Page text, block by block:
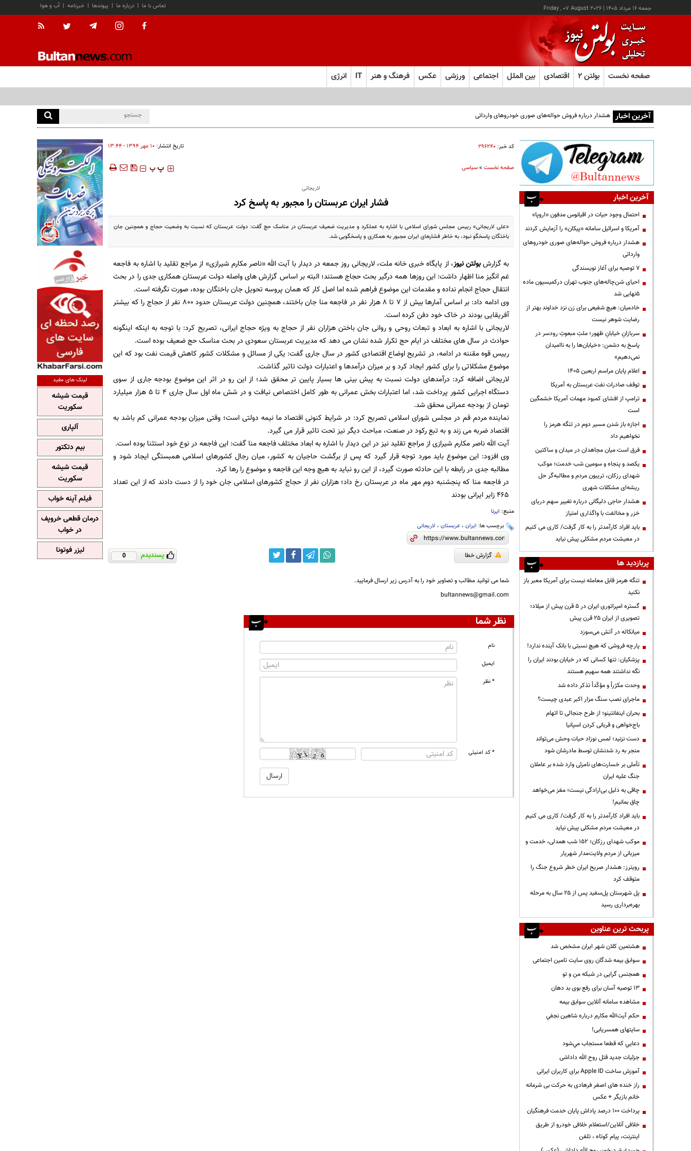
جمعه ۱۶ مرداد ۱۴۰۵ |
Friday , 07 August 2026 آب و هوا | خبرنامه | پیوندها | درباره ما | تماس با ما
صفحه نخست بولتن ۲ اقتصادی بین الملل اجتماعی ورزشی عکس فرهنگ و هنر IT انرژی
آخرین اخبار هشدار درباره فروش حواله‌های صوری خودروهای وارداتی
کد خبر: ۲۹۶۲۴۰ تاریخ انتشار: ۱۰ مهر ۱۳۹۴ - ۱۳:۴۴
صفحه نخست»سیاسی ‍‍‍ پ پ
لاریجانی
فشار ایران عربستان را مجبور به پاسخ کرد
«علی لاریجانی» رییس مجلس شورای اسلامی با اشاره به عملکرد و مدیریت ضعیف عربستان در مناسک حج گفت: دولت عربستان که نسبت به وضعیت حجاج و همچنین جان
باختگان پاسخگو نبود، به خاطر فشارهای ایران مجبور به همکاری و پاسخگویی شد.
به گزارشبولتن نیوز، از پایگاه خبری خانه ملت، لاریجانی روز جمعه در دیدار با آیت الله «ناصر مکارم شیرازی» از مراجع تقلید با اشاره به فاجعه
غم انگیز منا اظهار داشت: این روزها همه درگیر بحث حجاج هستند؛ البته بر اساس گزارش های واصله دولت عربستان همکاری جدی را در بحث
انتقال حجاج انجام نداده و مقدمات این موضوع فراهم شده اما اصل کار که همان پروسه تحویل جان باختگان بوده، صورت نگرفته است.
وی ادامه داد: بر اساس آمارها بیش از 7 تا 8 هزار نفر در فاجعه منا جان باختند، همچنین دولت عربستان حدود 800 نفر از حجاج را که بیشتر
آفریقایی بودند در خاک خود دفن کرده است.
لاریجانی با اشاره به ابعاد و تبعات روحی و روانی جان باختن هزاران نفر از حجاج به ویژه حجاج ایرانی، تصریح کرد: با توجه به اینکه اینگونه
حوادث در سال های مختلف در ایام حج تکرار شده نشان می دهد که مدیریت عربستان سعودی در بحث مناسک حج ضعیف بوده است.
رییس قوه مقننه در ادامه، در تشریح اوضاع اقتصادی کشور در سال جاری گفت: یکی از مسائل و مشکلات کشور کاهش قیمت نفت بود که این
موضوع مشکلاتی را برای کشور ایجاد کرد و بر میزان درآمدها و اعتبارات دولت تاثیر گذاشت.
لاریجانی اضافه کرد: درآمدهای دولت نسبت به پیش بینی ها بسیار پایین تر محقق شد؛ از این رو در اثر این موضوع بودجه جاری از سوی
دستگاه اجرایی کشور پرداخت شد، اما اعتبارات بخش عمرانی به طور کامل اختصاص نیافت و در شش ماه اول سال جاری 4 تا 5 هزار میلیارد
تومان از بودجه عمرانی محقق شد.
نماینده مردم قم در مجلس شورای اسلامی تصریح کرد: در شرایط کنونی اقتصاد ما نیمه دولتی است؛ وقتی میزان بودجه عمرانی کم باشد به
اقتصاد ضربه می زند و به تبع رکود در صنعت، مباحث دیگر نیز تحت تاثیر قرار می گیرد.
آیت الله ناصر مکارم شیرازی از مراجع تقلید نیز در این دیدار با اشاره به ابعاد مختلف فاجعه منا گفت: این فاجعه در نوع خود استثنا بوده است.
وی افزود: این موضوع باید مورد توجه قرار گیرد که پس از برگشت حاجیان به کشور، میان رجال کشورهای اسلامی همبستگی ایجاد شود و
مطالبه جدی در رابطه با این حادثه صورت گیرد، از این رو نباید به هیچ وجه این فاجعه و موضوع را رها کرد.
در فاجعه منا که پنجشنبه دوم مهر ماه در عربستان رخ داد؛ هزاران نفر از حجاج کشورهای اسلامی جان خود را از دست دادند که از این تعداد
465 زایر ایرانی بودند
منبع: ایرنا
برچسب ها: ایران، عربستان، لاریجانی
گزارش خطا پسندیدم 0
شما می توانید مطالب و تصاویر خود را به آدرس زیر ارسال فرمایید.
bultannews@gmail.com
نظر شما
نام
ایمیل
* نظر
* کد امنیتی
آخرین اخبار
احتمال وجود حیات در اقیانوس مدفون «اروپا»
آمریکا و اسرائیل سامانه «پیکان» را آزمایش کردند
هشدار درباره فروش حواله‌های صوری خودروهای
وارداتی
۷ توصیه برای آغاز نویسندگی
احیای شن‌چاله‌های جنوب تهران درکمیسیون ماده
۵نهایی شد
خادمیان: هیچ شفیعی برای زن نزد خداوند بهتر از
رضایت شوهر نیست
سربازانِ خیابانِ ظهور؛ ملتِ مبعوثِ رودسر در
پاسخ به دشمن: «خیابان‌ها را به ناامیدان
نمی‌دهیم»
اعلام پایان مراسم اربعین ۱۴۰۵
توقف صادرات نفت عربستان به آمریکا
ترامپ از افشای کمبود مهمات آمریکا خشمگین
است
اجازه باز شدن مسیر دوم در تنگه هرمز را
نخواهیم داد
فرق است میان مجاهدان در میدان و ساکتین
یکصد و پنجاه و سومین شب خدمت؛ موکب
شهدای رزکان، تریبون مردم و مطالبه‌گر حل
ریشه‌ای مشکلات شهری
هشدار حاجی دلیگانی درباره تغییر سهم دریای
خزر و مخالفت با واگذاری امتیاز
باید افراد کارآمدتر را به کار گرفت/ کاری می کنیم
در معیشت مردم مشکلی پیش نیاید
پربازدید ها
تنگه هرمز قابل معامله نیست برای آمریکا معبر باز
نکنید
گستره امپراتوری ایران در ۵ قرن پیش از میلاد؛
تصویری از ایران ۲۵ قرن پیش
میانکاله در آتش می‌سوزد
پارچه فروشی که هیچ نسبتی با بانک آینده ندارد!
پزشکیان: تنها کسانی که در خیابان بودند ایران را
نگه نداشتند همه سهیم هستند
وحدت مکرّراً و مؤکّداً تذکر داده شد
ماجرای نصب سنگ مزار اکبر عبدی چیست؟
بحران اینفانتینو؛ از طرح جنجالی تا اتهام
باج‌خواهی و قربانی کردن اسپانیا
دست نزنید؛ لمس نوزاد حیات وحش می‌تواند
منجر به رد شدنشان توسط مادرشان شود
تأملی بر خسارت‌های نامرئی وارد شده بر عاملان
جنگ علیه ایران
چاقی به دلیل بی‌ارادگی نیست؛ مغز می‌خواهد
چاق بمانیم!
باید افراد کارآمدتر را به کار گرفت/ کاری می کنیم
در معیشت مردم مشکلی پیش نیاید
موکب شهدای رزکان؛ ۱۵۲ شب همدلی، خدمت و
میزبانی از مردم ولایت‌مدار شهریار
رویترز: هشدار صریح ایران خطر شروع جنگ را
متوقف کرد
پل شهرستان پل‌سفید پس از ۲۵ سال به مرحله
بهره‌برداری رسید
پربحث ترین عناوین
هشتمین کلان شهر ایران مشخص شد
سوابق بیمه شدگان روی سایت تامین اجتماعی
همجنس گرایی در شبکه من و تو
13 توصیه آسان برای رفع بوی بد دهان
مشاهده سامانه آنلاين سوابق بیمه
حكم آيت‌الله مكارم درباره شاهين نجفي
سایتهای همسریابی!
دعايي كه قطعا مستجاب مي‌شود
جزئیات جدید قتل روح الله داداشی
آموزش ساخت Apple ID برای کاربران ایرانی
راز خنده های اصغر فرهادی به حرکت بی شرمانه
خانم بازیگر + عکس
پرداخت ۱۰۰ درصد پاداش پایان خدمت فرهنگیان
خلافی آنلاین/استعلام خلافی خودرو از طریق
اینترنت، پیام کوتاه ، تلفن
لینک های مفید
قیمت شیشه
سکوریت
آلپاری
بیم دتکتور
قیمت شیشه
سکوریت
فیلم آپنه خواب
درمان قطعی خروپف
در خواب
لیزر فوتونا